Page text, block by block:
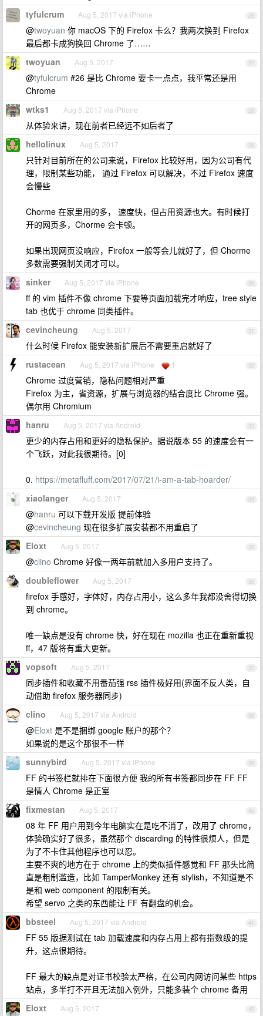
26
tyfulcrum Aug 5, 2017 via iPhone
@twoyuan 你 macOS 下的 Firefox 卡么？我两次换到 Firefox
最后都卡成狗换回 Chrome 了……
27
twoyuan Aug 5, 2017
@tyfulcrum #26 是比 Chrome 要卡一点点，我平常还是用
Chrome
28
wtks1 Aug 5, 2017 via iPhone
从体验来讲，现在前者已经远不如后者了
29
hellolinux Aug 5, 2017
只针对目前所在的公司来说，Firefox 比较好用，因为公司有代
理，限制某些功能， 通过 Firefox 可以解决，不过 Firefox 速度
会慢些
Chorme 在家里用的多， 速度快，但占用资源也大。有时候打
开的网页多，Chorme 会卡顿。
如果出现网页没响应，Firefox 一般等会儿就好了，但 Chorme
多数需要强制关闭才可以。
30
sinker Aug 5, 2017 via iPhone
ff 的 vim 插件不像 chrome 下要等页面加载完才响应，tree style
tab 也优于 chrome 同类插件。
31
cevincheung Aug 5, 2017
什么时候 Firefox 能安装新扩展后不需要重启就好了
32
rustacean Aug 5, 2017 via iPhone 1
Chrome 过度营销，隐私问题相对严重
Firefox 为主，省资源，扩展与浏览器的结合度比 Chrome 强。
偶尔用 Chromium
33
hanru Aug 5, 2017 via Android
更少的内存占用和更好的隐私保护。据说版本 55 的速度会有一
个飞跃，对此我很期待。[0]
0. https://metafluff.com/2017/07/21/i-am-a-tab-hoarder/
34
xiaolanger Aug 5, 2017
@hanru 可以下载开发版 提前体验
@cevincheung 现在很多扩展安装都不用重启了
35
Eloxt Aug 5, 2017
@clino Chrome 好像一两年前就加入多用户支持了。
36
doubleflower Aug 5, 2017
firefox 手感好，字体好，内存占用小，这么多年我都没舍得切换
到 chrome。
唯一缺点是没有 chrome 快，好在现在 mozilla 也正在重新重视
ff，47 版将有重大更新。
37
vopsoft Aug 5, 2017
同步插件和收藏不用番茄强 rss 插件极好用(界面不反人类，自
动借助 firefox 服务器同步)
38
clino Aug 5, 2017 via Android
@Eloxt 是不是捆绑 google 账户的那个？
如果说的是这个那很不一样
39
sunnybird Aug 5, 2017 via iPhone
FF 的书签栏就排在下面很方便 我的所有书签都同步在 FF FF
是情人 Chrome 是正室
40
fixmestan Aug 5, 2017
08 年 FF 用户用到今年电脑实在是吃不消了，改用了 chrome，
体验确实好了很多，虽然那个 discarding 的特性很烦人，但是
为了不卡住其他程序也可以忍。
主要不爽的地方在于 chrome 上的类似插件感觉和 FF 那头比简
直是粗制滥造，比如 TamperMonkey 还有 stylish，不知道是不
是和 web component 的限制有关。
希望 servo 之类的东西能让 FF 有翻盘的机会。
41
bbsteel Aug 5, 2017 via Android
FF 55 版据测试在 tab 加载速度和内存占用上都有指数级的提
升，这点很期待。
FF 最大的缺点是对证书校验太严格，在公司内网访问某些 https
站点，多半打不开且无法加入例外，只能多装个 chrome 备用
42
Eloxt Aug 5, 2017